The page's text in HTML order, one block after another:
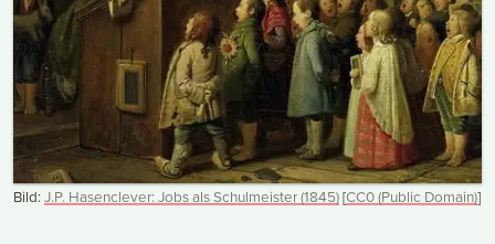
Bild:J.P. Hasenclever: Jobs als Schulmeister (1845)[CC0 (Public Domain)]